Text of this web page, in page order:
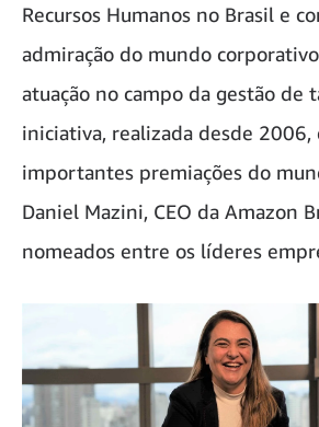
Recursos Humanos no Brasil e
admiração do mundo
atuação no campo da gestão de
iniciativa, realizada desde 2006,
importantes premiações do
Daniel Mazini, CEO da Amazon
nomeados entre os líderes